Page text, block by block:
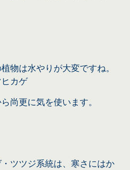
物は水やりが大変ですね。
カゲ
尚更に気を使います。
ツツジ系統は、寒さにはか